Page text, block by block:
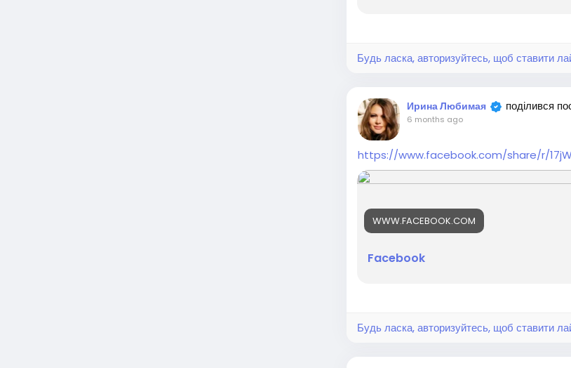
Будь ласка, авторизуйтесь, щоб ставити
Ирина Любимая поділився
6 months ago
https://www.facebook.com/share/r/
WWW.FACEBOOK.COM
Facebook
Будь ласка, авторизуйтесь, щоб ставити